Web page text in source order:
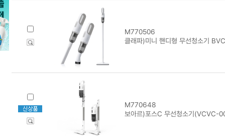
M770506
클래파)미니 핸디형 무선청소기
M770648
보아르)포스C 무선청소기(VCVC-